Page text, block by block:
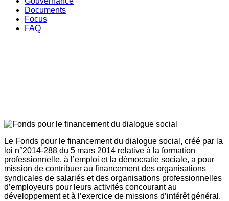
Documents
Focus
FAQ
Le Fonds pour le financement du dialogue social, créé par la
loi n°2014-288 du 5 mars 2014 relative à la formation
professionnelle, à l’emploi et la démocratie sociale, a pour
mission de contribuer au financement des organisations
syndicales de salariés et des organisations professionnelles
d’employeurs pour leurs activités concourant au
développement et à l’exercice de missions d’intérêt général.